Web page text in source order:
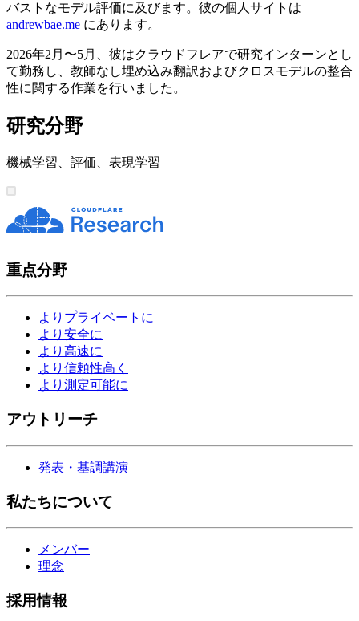
バストなモデル評価に及びます。彼の個人サイトは
andrewbae.me にあります。
2026年2月〜5月、彼はクラウドフレアで研究インターンとし
て勤務し、教師なし埋め込み翻訳およびクロスモデルの整合
性に関する作業を行いました。
研究分野
機械学習、評価、表現学習
重点分野
よりプライベートに
より安全に
より高速に
より信頼性高く
より測定可能に
アウトリーチ
発表・基調講演
私たちについて
メンバー
理念
採用情報